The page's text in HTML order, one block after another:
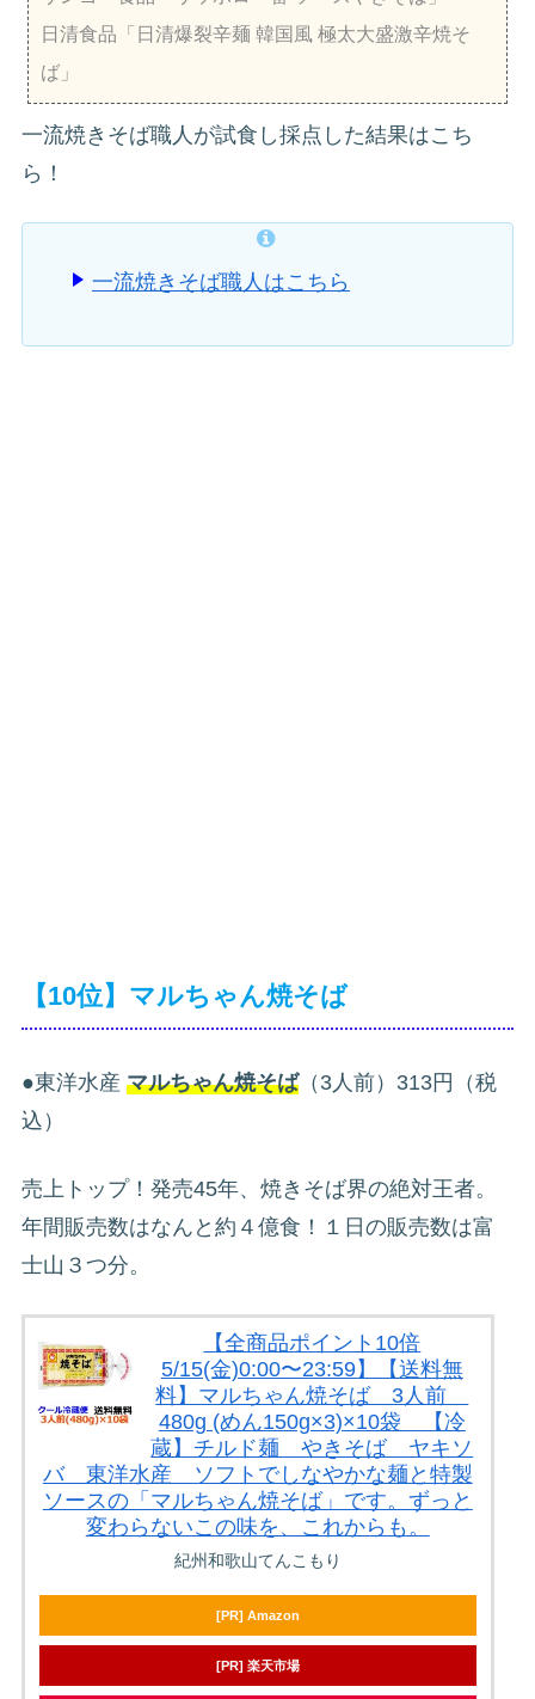
日清食品「日清爆裂辛麺 韓国風 極太大盛激辛焼そ
ば」
一流焼きそば職人が試食し採点した結果はこち
ら！
一流焼きそば職人はこちら
【10位】マルちゃん焼そば
●東洋水産 マルちゃん焼そば（3人前）313円（税
込）
売上トップ！発売45年、焼きそば界の絶対王者。
年間販売数はなんと約４億食！１日の販売数は富
士山３つ分。
【全商品ポイント10倍
5/15(金)0:00〜23:59】【送料無
料】マルちゃん焼そば 3人前
480g (めん150g×3)×10袋 【冷
蔵】チルド麺 やきそば ヤキソ
バ 東洋水産 ソフトでしなやかな麺と特製
ソースの「マルちゃん焼そば」です。ずっと
変わらないこの味を、これからも。
紀州和歌山てんこもり
[PR] Amazon
[PR] 楽天市場